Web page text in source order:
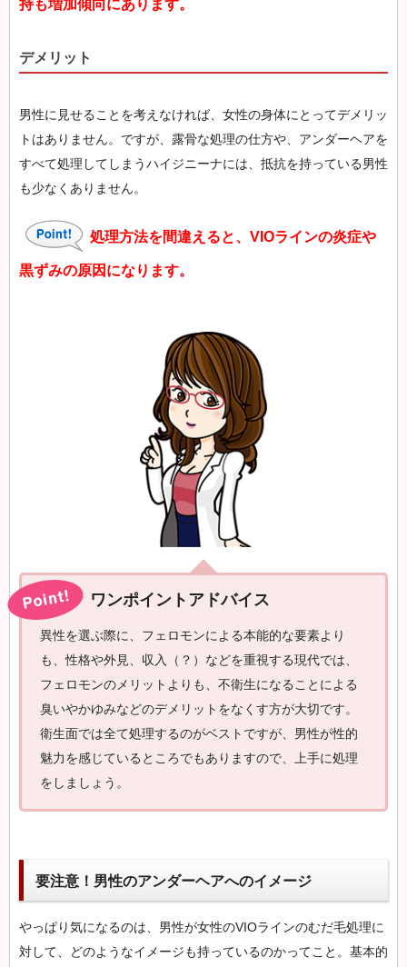
持も増加傾向にあります。
デメリット
男性に見せることを考えなければ、女性の身体にとってデメリッ
トはありません。ですが、露骨な処理の仕方や、アンダーヘアを
すべて処理してしまうハイジニーナには、抵抗を持っている男性
も少なくありません。
処理方法を間違えると、VIOラインの炎症や
黒ずみの原因になります。
ワンポイントアドバイス
異性を選ぶ際に、フェロモンによる本能的な要素より
も、性格や外見、収入（？）などを重視する現代では、
フェロモンのメリットよりも、不衛生になることによる
臭いやかゆみなどのデメリットをなくす方が大切です。
衛生面では全て処理するのがベストですが、男性が性的
魅力を感じているところでもありますので、上手に処理
をしましょう。
要注意！男性のアンダーヘアへのイメージ
やっぱり気になるのは、男性が女性のVIOラインのむだ毛処理に
対して、どのようなイメージも持っているのかってこと。基本的